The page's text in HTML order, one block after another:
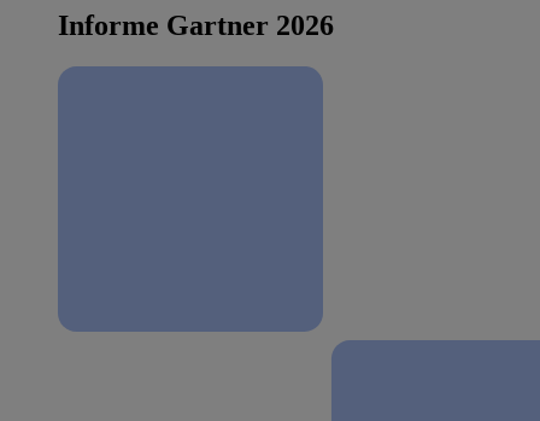
Informe Gartner 2026